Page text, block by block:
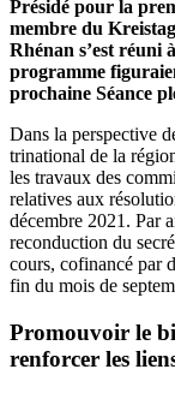
Présidé pour la
membre du
Rhénan s’est réuni
programme
prochaine Séance
Dans la perspective
trinational de la
les travaux des
relatives aux
décembre 2021. Par
reconduction du
cours, cofinancé par
fin du mois de
Promouvoir le
renforcer les